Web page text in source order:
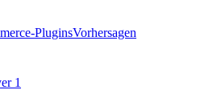
PluginsVorhersagen
1